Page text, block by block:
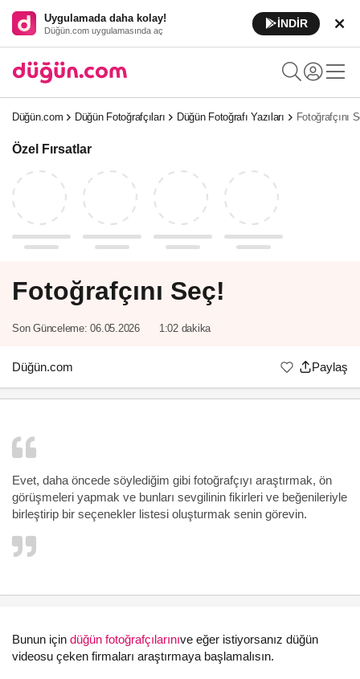
Uygulamada daha kolay!
Düğün.com uygulamasında aç
İNDİR
Düğün.com Düğün Fotoğrafçıları Düğün Fotoğrafı Yazıları Fotoğrafçını
Özel Fırsatlar
Fotoğrafçını Seç!
Son Günceleme: 06.05.2026 1:02 dakika
Düğün.com Paylaş
Evet, daha öncede söylediğim gibi fotoğrafçıyı araştırmak, ön
görüşmeleri yapmak ve bunları sevgilinin fikirleri ve beğenileriyle
birleştirip bir seçenekler listesi oluşturmak senin görevin.
Bunun için düğün fotoğrafçılarınıve eğer istiyorsanız düğün
videosu çeken firmaları araştırmaya başlamalısın.